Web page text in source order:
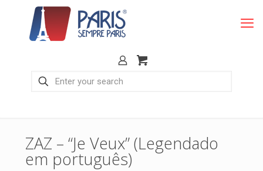
ZAZ – “Je Veux” (Legendado
em português)